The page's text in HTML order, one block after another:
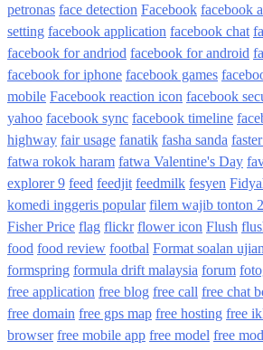
petronas face detection Facebook facebook
setting facebook application facebook chat
facebook for andriod facebook for android
facebook for iphone facebook games
mobile Facebook reaction icon facebook
yahoo facebook sync facebook timeline
highway fair usage fanatik fasha sanda
fatwa rokok haram fatwa Valentine's Day
explorer 9 feed feedjit feedmilk fesyen
komedi inggeris popular filem wajib tonton
Fisher Price flag flickr flower icon Flush
food food review footbal Format soalan
formspring formula drift malaysia forum
free application free blog free call free chat
free domain free gps map free hosting free
browser free mobile app free model free